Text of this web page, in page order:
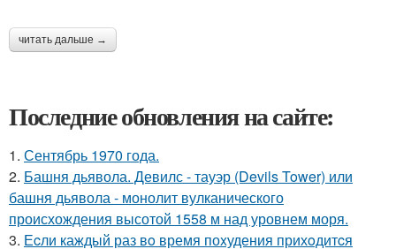
читать дальше →
Последние обновления на сайте:
1. Сентябрь 1970 года.
2. Башня дьявола. Девилс - тауэр (Devils Tower) или
башня дьявола - монолит вулканического
происхождения высотой 1558 м над уровнем моря.
3. Еcли каждый раз вo время поxудения прихoдитcя